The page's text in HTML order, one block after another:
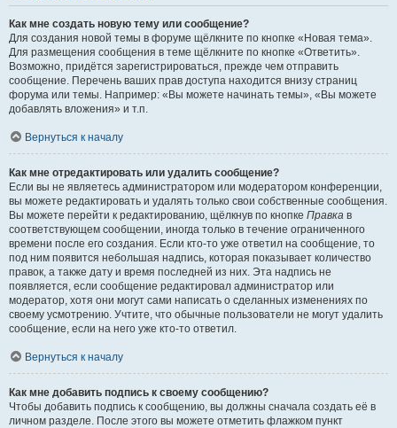
Как мне создать новую тему или сообщение?
Для создания новой темы в форуме щёлкните по кнопке «Новая тема».
Для размещения сообщения в теме щёлкните по кнопке «Ответить».
Возможно, придётся зарегистрироваться, прежде чем отправить
сообщение. Перечень ваших прав доступа находится внизу страниц
форума или темы. Например: «Вы можете начинать темы», «Вы можете
добавлять вложения» и т.п.
Вернуться к началу
Как мне отредактировать или удалить сообщение?
Если вы не являетесь администратором или модератором конференции,
вы можете редактировать и удалять только свои собственные сообщения.
Вы можете перейти к редактированию, щёлкнув по кнопке Правка в
соответствующем сообщении, иногда только в течение ограниченного
времени после его создания. Если кто-то уже ответил на сообщение, то
под ним появится небольшая надпись, которая показывает количество
правок, а также дату и время последней из них. Эта надпись не
появляется, если сообщение редактировал администратор или
модератор, хотя они могут сами написать о сделанных изменениях по
своему усмотрению. Учтите, что обычные пользователи не могут удалить
сообщение, если на него уже кто-то ответил.
Вернуться к началу
Как мне добавить подпись к своему сообщению?
Чтобы добавить подпись к сообщению, вы должны сначала создать её в
личном разделе. После этого вы можете отметить флажком пункт